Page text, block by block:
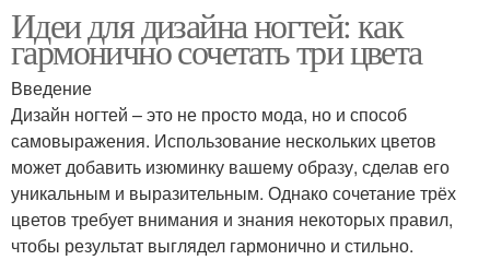
Идеи для дизайна ногтей: как
гармонично сочетать три цвета
Введение
Дизайн ногтей – это не просто мода, но и способ
самовыражения. Использование нескольких цветов
может добавить изюминку вашему образу, сделав его
уникальным и выразительным. Однако сочетание трёх
цветов требует внимания и знания некоторых правил,
чтобы результат выглядел гармонично и стильно.